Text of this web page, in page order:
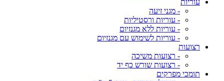
עוריות
- מגני זיעה
- עוריות ורסטיליות
- עוריות ללא מגנזיום
- עוריות לשימוש עם מגנזיום
רצועות
- רצועות משיכה
- רצועות שורש כף יד
תומכי מפרקים